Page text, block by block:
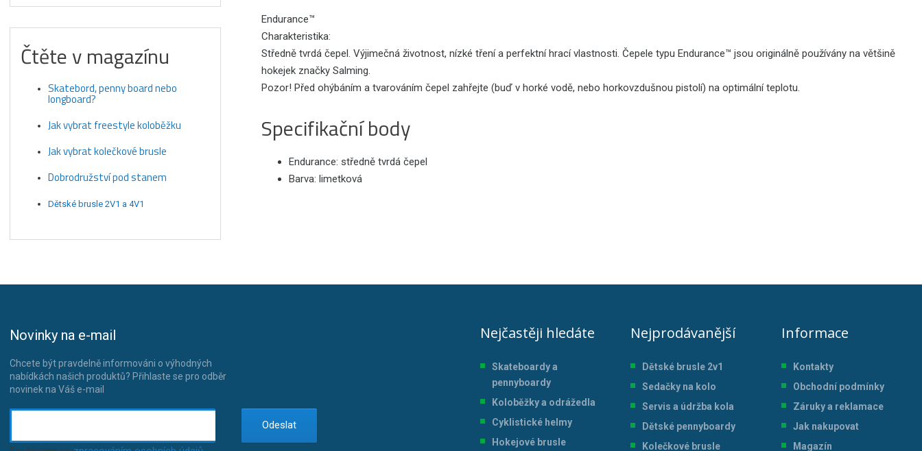
Endurance™
Charakteristika:
Středně tvrdá čepel. Výjimečná životnost, nízké tření a perfektní hrací vlastnosti. Čepele typu Endurance™ jsou originálně používány na většině
hokejek značky Salming.
Pozor! Před ohýbáním a tvarováním čepel zahřejte (buď v horké vodě, nebo horkovzdušnou pistolí) na optimální teplotu.
Specifikační body
Endurance: středně tvrdá čepel
Barva: limetková
Čtěte v magazínu
Skatebord, penny board nebo
longboard?
Jak vybrat freestyle koloběžku
Jak vybrat kolečkové brusle
Dobrodružství pod stanem
Dětské brusle 2V1 a 4V1
Novinky na e-mail
Chcete být pravdelně informováni o výhodných
nabídkách našich produktů? Přihlaste se pro odběr
novinek na Váš e-mail
Odeslat
Nejčastěji hledáte
Skateboardy a
pennyboardy
Koloběžky a odrážedla
Cyklistické helmy
Hokejové brusle
Nejprodávanější
Dětské brusle 2v1
Sedačky na kolo
Servis a údržba kola
Dětské pennyboardy
Kolečkové brusle
Informace
Kontakty
Obchodní podmínky
Záruky a reklamace
Jak nakupovat
Magazín